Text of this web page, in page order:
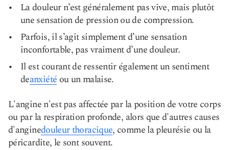
La douleur n’est généralement pas vive, mais plutôt
une sensation de pression ou de compression.
Parfois, il s’agit simplement d’une sensation
inconfortable, pas vraiment d’une douleur.
Il est courant de ressentir également un sentiment
deanxiété ou un malaise.
L'angine n'est pas affectée par la position de votre corps
ou par la respiration profonde, alors que d'autres causes
d'anginedouleur thoracique, comme la pleurésie ou la
péricardite, le sont souvent.